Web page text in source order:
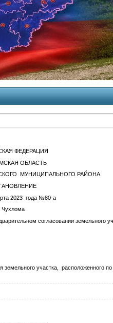
ФЕДЕРАЦИЯ
ОБЛАСТЬ
МУНИЦИПАЛЬНОГО РАЙОНА
2023 года №80-а
Чухлома
согласовании земельного
участка, расположенного по